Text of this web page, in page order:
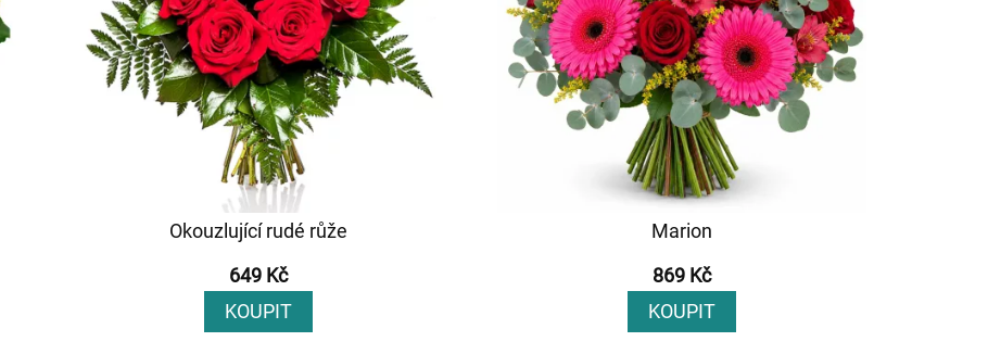
Okouzlující rudé růže
649 Kč
KOUPIT
Marion
869 Kč
KOUPIT